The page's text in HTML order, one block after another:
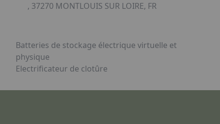
, 37270 MONTLOUIS SUR LOIRE, FR
Batteries de stockage électrique virtuelle et
physique
Electrificateur de clotûre